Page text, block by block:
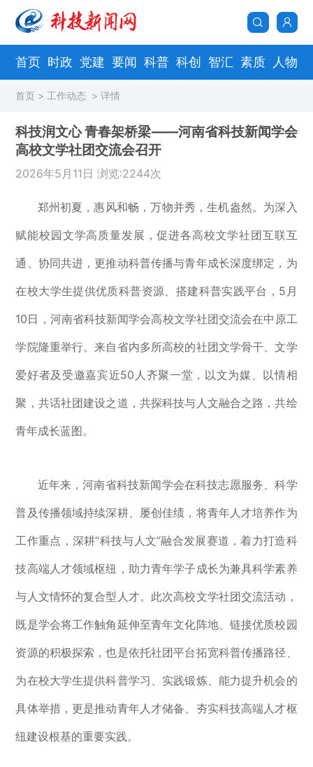
首页 时政 党建 要闻 科普 科创 智汇 素质 人物
首页 > 工作动态 > 详情
科技润文心 青春架桥梁——河南省科技新闻学会
高校文学社团交流会召开
2026年5月11日 浏览:2244次
郑州初夏，惠风和畅，万物并秀，生机盎然。为深入
赋能校园文学高质量发展，促进各高校文学社团互联互
通、协同共进，更推动科普传播与青年成长深度绑定，为
在校大学生提供优质科普资源、搭建科普实践平台，5月
10日，河南省科技新闻学会高校文学社团交流会在中原工
学院隆重举行。来自省内多所高校的社团文学骨干、文学
爱好者及受邀嘉宾近50人齐聚一堂，以文为媒、以情相
聚，共话社团建设之道，共探科技与人文融合之路，共绘
青年成长蓝图。
近年来，河南省科技新闻学会在科技志愿服务、科学
普及传播领域持续深耕、屡创佳绩，将青年人才培养作为
工作重点，深耕“科技与人文”融合发展赛道，着力打造科
技高端人才领域枢纽，助力青年学子成长为兼具科学素养
与人文情怀的复合型人才。此次高校文学社团交流活动，
既是学会将工作触角延伸至青年文化阵地、链接优质校园
资源的积极探索，也是依托社团平台拓宽科普传播路径、
为在校大学生提供科普学习、实践锻炼、能力提升机会的
具体举措，更是推动青年人才储备、夯实科技高端人才枢
纽建设根基的重要实践。